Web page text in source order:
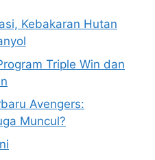
Kebakaran Hutan
Triple Win dan
Avengers:
Muncul?